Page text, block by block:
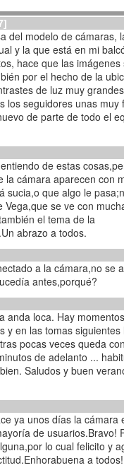
del modelo de cámaras,
y la que está en mi
hace que las imágenes
por el hecho de la
de luz muy
los seguidores unas muy
de parte de todo el
de estas
la cámara aparecen con
sucia,o que algo le
se ve con
el tema de la
abrazo a todos.
a la cámara,no se
antes,porqué?
anda loca. Hay
y en las tomas siguientes
pocas veces queda
de adelanto ...
ya unos días la cámara
de usuarios.Bravo!
lo cual felicito y
a todos!